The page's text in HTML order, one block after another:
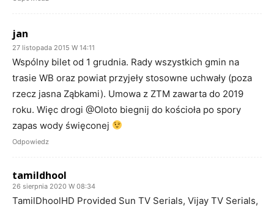
jan
27 listopada 2015 W 14:11
Wspólny bilet od 1 grudnia. Rady wszystkich gmin na
trasie WB oraz powiat przyjeły stosowne uchwały (poza
rzecz jasna Ząbkami). Umowa z ZTM zawarta do 2019
roku. Więc drogi @Oloto biegnij do kościoła po spory
zapas wody święconej
Odpowiedz
tamildhool
26 sierpnia 2020 W 08:34
TamilDhoolHD Provided Sun TV Serials, Vijay TV Serials,